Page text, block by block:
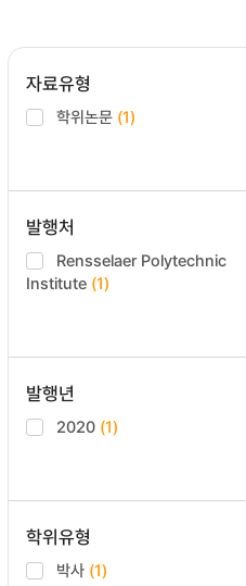
자료유형
학위논문 (1)
발행처
Rensselaer Polytechnic
Institute (1)
발행년
2020 (1)
학위유형
박사 (1)